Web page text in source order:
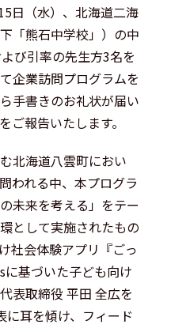
日（水）、北海道二海
「熊石中学校」）の中
び引率の先生方3名を
企業訪問プログラムを
手書きのお礼状が届い
ご報告いたします。
北海道八雲町におい
われる中、本プログラ
未来を考える」をテー
として実施されたもの
社会体験アプリ『ごっ
に基づいた子ども向け
表取締役 平田 全広を
耳を傾け、フィード